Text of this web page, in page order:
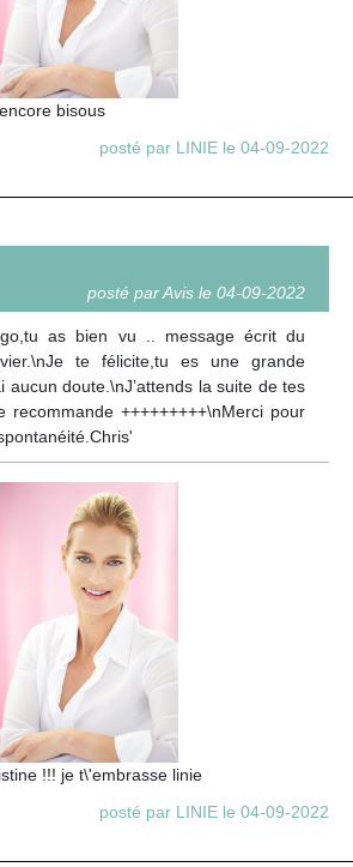
bisous
posté par LINIE le 04-09-2022
posté par Avis le 04-09-2022
as bien vu .. message écrit du
te félicite,tu es une grande
aucun doute.\nJ’attends la suite de tes
recommande +++++++++\nMerci pour
!!! je t\'embrasse linie
posté par LINIE le 04-09-2022